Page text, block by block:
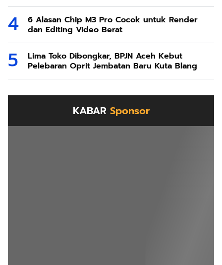
6 Alasan Chip M3 Pro Cocok untuk Render
dan Editing Video Berat
Lima Toko Dibongkar, BPJN Aceh Kebut
Pelebaran Oprit Jembatan Baru Kuta Blang
KABAR Sponsor